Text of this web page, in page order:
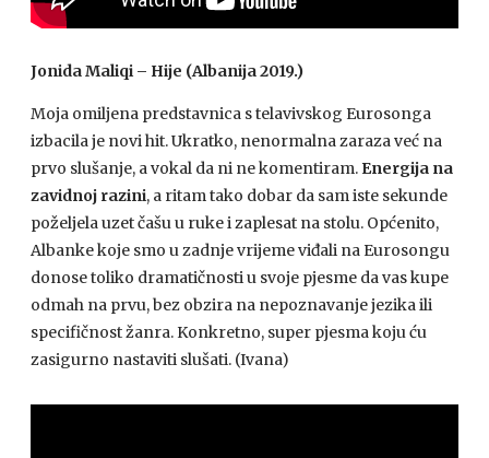
Jonida Maliqi – Hije (Albanija 2019.)
Moja omiljena predstavnica s telavivskog Eurosonga
izbacila je novi hit. Ukratko, nenormalna zaraza već na
prvo slušanje, a vokal da ni ne komentiram. Energija na
zavidnoj razini, a ritam tako dobar da sam iste sekunde
poželjela uzet čašu u ruke i zaplesat na stolu. Općenito,
Albanke koje smo u zadnje vrijeme viđali na Eurosongu
donose toliko dramatičnosti u svoje pjesme da vas kupe
odmah na prvu, bez obzira na nepoznavanje jezika ili
specifičnost žanra. Konkretno, super pjesma koju ću
zasigurno nastaviti slušati. (Ivana)